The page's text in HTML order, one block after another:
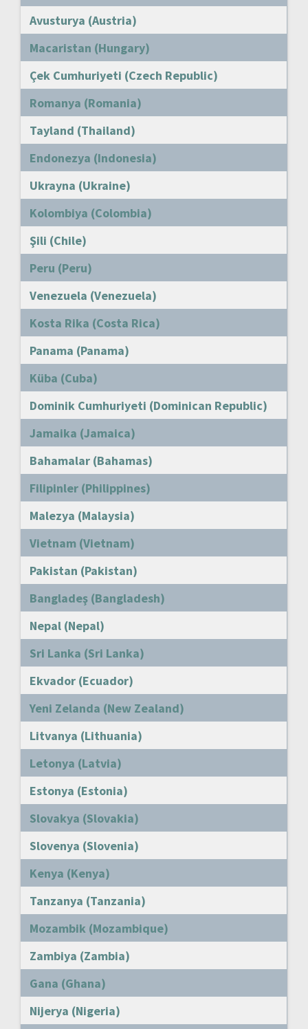
Avusturya (Austria)
Macaristan (Hungary)
Çek Cumhuriyeti (Czech Republic)
Romanya (Romania)
Tayland (Thailand)
Endonezya (Indonesia)
Ukrayna (Ukraine)
Kolombiya (Colombia)
Şili (Chile)
Peru (Peru)
Venezuela (Venezuela)
Kosta Rika (Costa Rica)
Panama (Panama)
Küba (Cuba)
Dominik Cumhuriyeti (Dominican Republic)
Jamaika (Jamaica)
Bahamalar (Bahamas)
Filipinler (Philippines)
Malezya (Malaysia)
Vietnam (Vietnam)
Pakistan (Pakistan)
Bangladeş (Bangladesh)
Nepal (Nepal)
Sri Lanka (Sri Lanka)
Ekvador (Ecuador)
Yeni Zelanda (New Zealand)
Litvanya (Lithuania)
Letonya (Latvia)
Estonya (Estonia)
Slovakya (Slovakia)
Slovenya (Slovenia)
Kenya (Kenya)
Tanzanya (Tanzania)
Mozambik (Mozambique)
Zambiya (Zambia)
Gana (Ghana)
Nijerya (Nigeria)